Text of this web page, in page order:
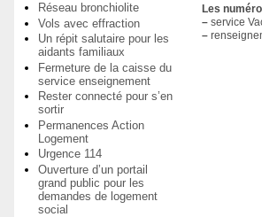
Réseau bronchiolite
Vols avec effraction
Un répit salutaire pour les
aidants familiaux
Fermeture de la caisse du
service enseignement
Rester connecté pour s’en
sortir
Permanences Action
Logement
Urgence 114
Ouverture d’un portail
grand public pour les
demandes de logement
social
Les
– service
–